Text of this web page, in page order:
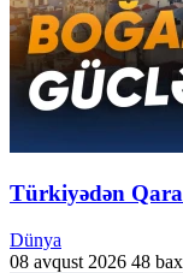
Türkiyədən
Dünya
08 avqust 2026 48